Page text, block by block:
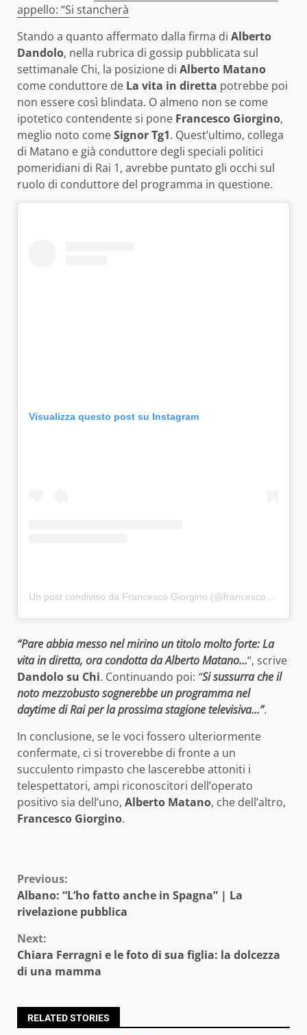
appello: “Si stancherà
Stando a quanto affermato dalla firma di Alberto
Dandolo, nella rubrica di gossip pubblicata sul
settimanale Chi, la posizione di Alberto Matano
come conduttore de La vita in diretta potrebbe poi
non essere così blindata. O almeno non se come
ipotetico contendente si pone Francesco Giorgino,
meglio noto comeSignor Tg1. Quest’ultimo, collega
di Matano e già conduttore degli speciali politici
pomeridiani di Rai 1, avrebbe puntato gli occhi sul
ruolo di conduttore del programma in questione.
Visualizza questo post su Instagram
“Pare abbia messo nel mirino un titolo molto forte: La
vita in diretta, ora condotta da Alberto Matano…“, scrive
Dandolo su Chi. Continuando poi: “Si sussurra che il
noto mezzobusto sognerebbe un programma nel
daytime di Rai per la prossima stagione televisiva…”.
In conclusione, se le voci fossero ulteriormente
confermate, ci si troverebbe di fronte a un
succulento rimpasto che lascerebbe attoniti i
telespettatori, ampi riconoscitori dell’operato
positivo sia dell’uno, Alberto Matano, che dell’altro,
Francesco Giorgino.
Continue
Reading
Previous:
Albano: “L’ho fatto anche in Spagna” | La
rivelazione pubblica
Next:
Chiara Ferragni e le foto di sua figlia: la dolcezza
di una mamma
RELATED STORIES